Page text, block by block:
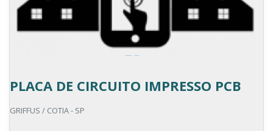
PLACA DE CIRCUITO IMPRESSO PCB
GRIFFUS / COTIA - SP